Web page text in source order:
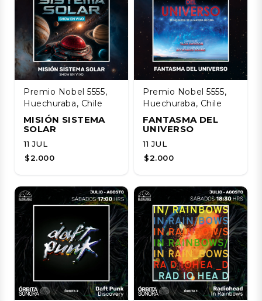
Premio Nobel 5555,
Huechuraba, Chile
MISIÓN SISTEMA
SOLAR
11 JUL
$2.000
Premio Nobel 5555,
Huechuraba, Chile
FANTASMA DEL
UNIVERSO
11 JUL
$2.000